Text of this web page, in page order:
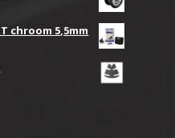
chroom 5,5mm